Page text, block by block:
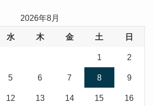
2026年8月
水 木 金 土 日
1 2
5 6 7 8 9
12 13 14 15 16